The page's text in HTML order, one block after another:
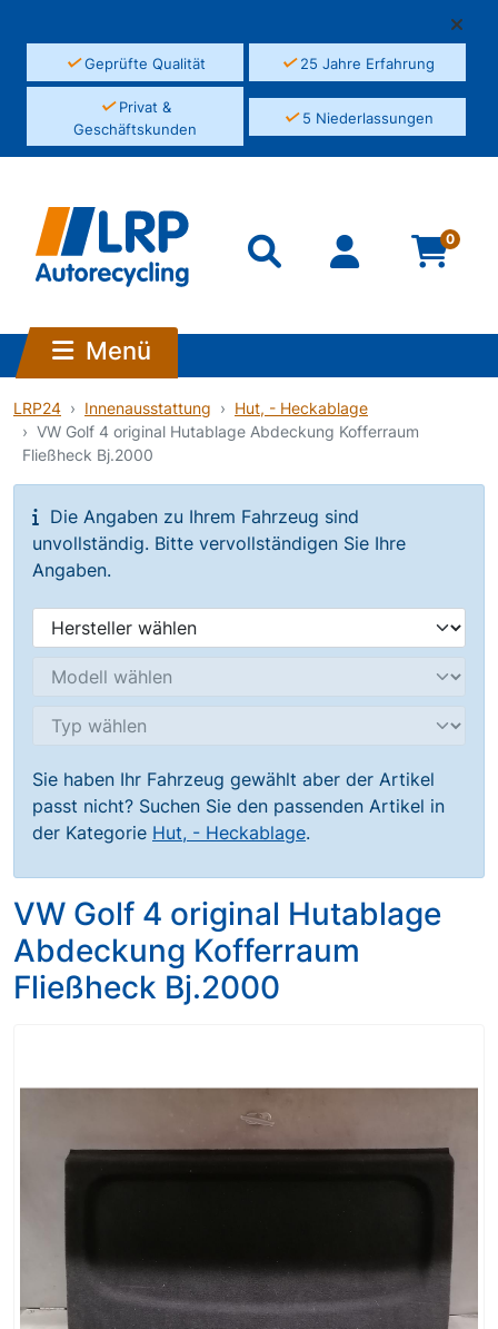
✓Geprüfte Qualität ✓25 Jahre Erfahrung
✓Privat &
Geschäftskunden
✓5 Niederlassungen
0
Menü
LRP24 Innenausstattung
Hut, - Heckablage
VW Golf 4 original Hutablage Abdeckung Kofferraum
Fließheck Bj.2000
Die Angaben zu Ihrem Fahrzeug sind
unvollständig. Bitte vervollständigen Sie Ihre
Angaben.
Sie haben Ihr Fahrzeug gewählt aber der Artikel
passt nicht? Suchen Sie den passenden Artikel in
der Kategorie Hut, - Heckablage.
VW Golf 4 original Hutablage
Abdeckung Kofferraum
Fließheck Bj.2000